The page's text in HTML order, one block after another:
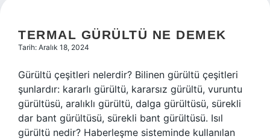
TERMAL GÜRÜLTÜ NE DEMEK
Tarih: Aralık 18, 2024
Gürültü çeşitleri nelerdir? Bilinen gürültü çeşitleri
şunlardır: kararlı gürültü, kararsız gürültü, vuruntu
gürültüsü, aralıklı gürültü, dalga gürültüsü, sürekli
dar bant gürültüsü, sürekli bant gürültüsü. Isıl
gürültü nedir? Haberleşme sisteminde kullanılan